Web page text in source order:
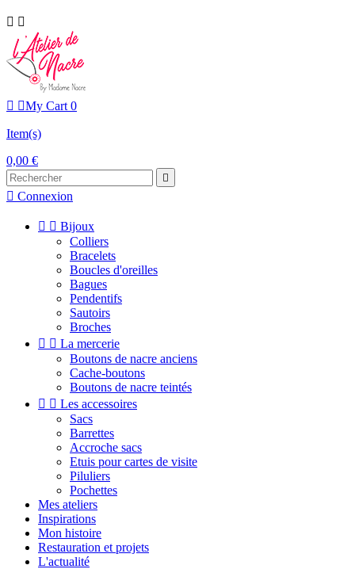
 
 My Cart 0
Item(s)
0,00 €

 Connexion
  Bijoux
Colliers
Bracelets
Boucles d'oreilles
Bagues
Pendentifs
Sautoirs
Broches
  La mercerie
Boutons de nacre anciens
Cache-boutons
Boutons de nacre teintés
  Les accessoires
Sacs
Barrettes
Accroche sacs
Etuis pour cartes de visite
Piluliers
Pochettes
Mes ateliers
Inspirations
Mon histoire
Restauration et projets
L'actualité